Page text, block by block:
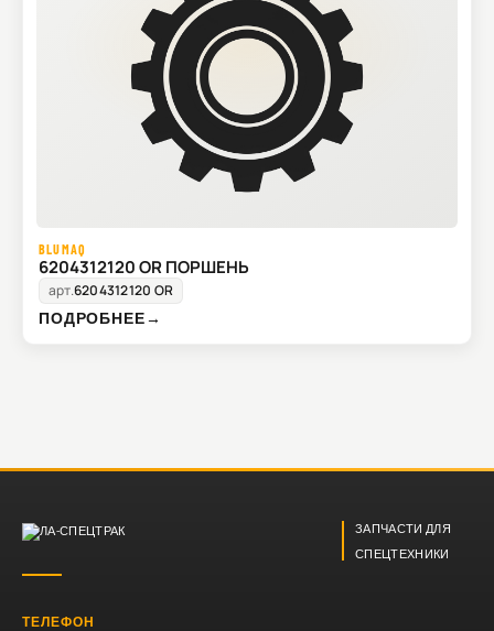
BLUMAQ
6204312120 OR ПОРШЕНЬ
арт.6204312120 OR
ПОДРОБНЕЕ→
ЗАПЧАСТИ ДЛЯ
СПЕЦТЕХНИКИ
ТЕЛЕФОН